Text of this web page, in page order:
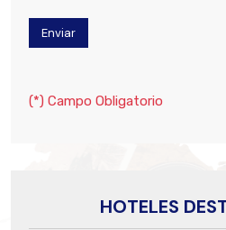
(*) Campo Obligatorio
HOTELES